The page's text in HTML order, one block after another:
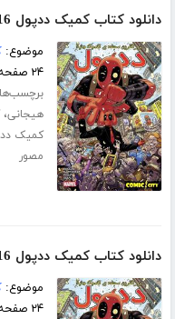
دانلود کتاب کمیک ددپول 2016 - قسمت بیست و ششم
موضوع:
۲۴ صفحه
هیجانی،
کمیک
مصور
دانلود کتاب کمیک ددپول 2016 - قسمت بیست و هفتم
موضوع:
۲۴ صفحه